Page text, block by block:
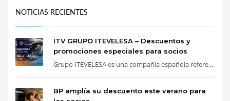
NOTICIAS RECIENTES
ITV GRUPO ITEVELESA – Descuentos y
promociones especiales para socios
Grupo ITEVELESA es una compañía española refere...
BP amplía su descuento este verano para